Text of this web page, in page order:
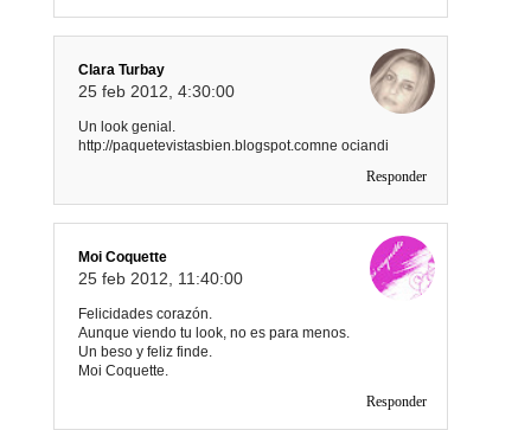
Clara Turbay
25 feb 2012, 4:30:00
Un look genial.
http://paquetevistasbien.blogspot.comne ociandi
Responder
Moi Coquette
25 feb 2012, 11:40:00
Felicidades corazón.
Aunque viendo tu look, no es para menos.
Un beso y feliz finde.
Moi Coquette.
Responder